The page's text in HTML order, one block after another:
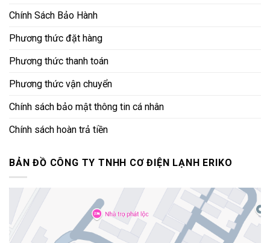
Chính Sách Bảo Hành
Phương thức đặt hàng
Phương thức thanh toán
Phương thức vận chuyển
Chính sách bảo mật thông tin cá nhân
Chính sách hoàn trả tiền
BẢN ĐỒ CÔNG TY TNHH CƠ ĐIỆN LẠNH ERIKO